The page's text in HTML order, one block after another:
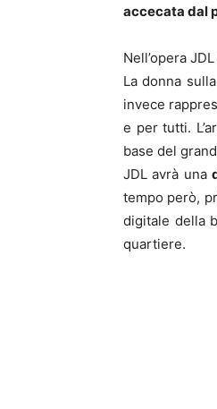
accecata dal
Nell’opera
La donna
invece
e per tutti.
base del
JDL avrà una
tempo però,
digitale della
quartiere.